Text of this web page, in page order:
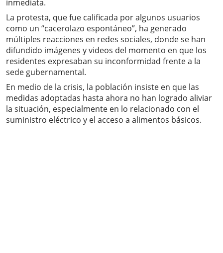
inmediata.
La protesta, que fue calificada por algunos usuarios
como un “cacerolazo espontáneo”, ha generado
múltiples reacciones en redes sociales, donde se han
difundido imágenes y videos del momento en que los
residentes expresaban su inconformidad frente a la
sede gubernamental.
En medio de la crisis, la población insiste en que las
medidas adoptadas hasta ahora no han logrado aliviar
la situación, especialmente en lo relacionado con el
suministro eléctrico y el acceso a alimentos básicos.